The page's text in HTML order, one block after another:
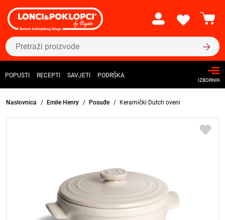
POPUSTI RECEPTI SAVJETI PODRŠKA
IZBORNIK
Naslovnica Emile Henry Posuđe Keramički Dutch oveni